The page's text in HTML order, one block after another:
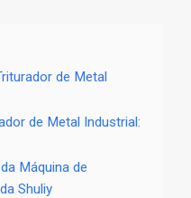
de Metal
de Metal Industrial:
Máquina de
Shuliy